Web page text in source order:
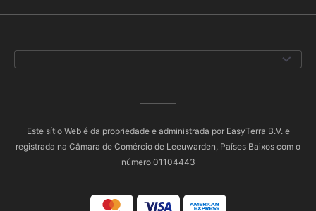
Este sítio Web é da propriedade e administrada por EasyTerra B.V. e
registrada na Câmara de Comércio de Leeuwarden, Países Baixos com o
número 01104443